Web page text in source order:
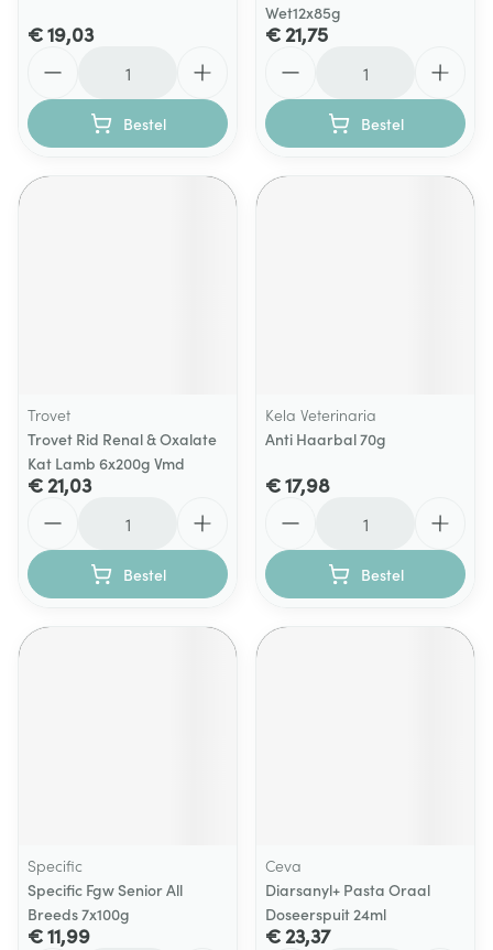
€ 19,03
Bestel
Wet12x85g
€ 21,75
Bestel
Trovet
Trovet Rid Renal & Oxalate
Kat Lamb 6x200g Vmd
€ 21,03
Bestel
Kela Veterinaria
Anti Haarbal 70g
€ 17,98
Bestel
Specific
Specific Fgw Senior All
Breeds 7x100g
€ 11,99
Ceva
Diarsanyl+ Pasta Oraal
Doseerspuit 24ml
€ 23,37